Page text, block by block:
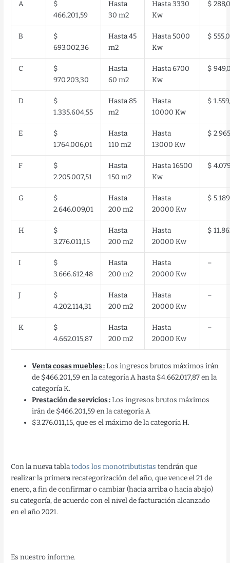
A
$
466.201,59
Hasta
30 m2
Hasta 3330
Kw
$
B
$
693.002,36
Hasta 45
m2
Hasta 5000
Kw
$
C
$
970.203,30
Hasta
60 m2
Hasta 6700
Kw
$
D
$
1.335.604,55
Hasta 85
m2
Hasta
10000 Kw
$
E
$
1.764.006,01
Hasta
110 m2
Hasta
13000 Kw
$
F
$
2.205.007,51
Hasta
150 m2
Hasta 16500
Kw
$
G
$
2.646.009,01
Hasta
200 m2
Hasta
20000 Kw
$
H
$
3.276.011,15
Hasta
200 m2
Hasta
20000 Kw
$
I
$
3.666.612,48
Hasta
200 m2
Hasta
20000 Kw
–
J
$
4.202.114,31
Hasta
200 m2
Hasta
20000 Kw
–
K
$
4.662.015,87
Hasta
200 m2
Hasta
20000 Kw
–
Venta cosas muebles :Los ingresos brutos máximos irán
de $466.201,59 en la categoría A hasta $4.662.017,87 en la
categoría K.
Prestación de servicios :Los ingresos brutos máximos
irán de $466.201,59 en la categoría A
$3.276.011,15, que es el máximo de la categoría H.
Con la nueva tablatodos los monotributistas tendrán que
realizar la primera recategorización del año, que vence el 21 de
enero, a fin de confirmar o cambiar (hacia arriba o hacia abajo)
su categoría, de acuerdo con el nivel de facturación alcanzado
en el año 2021.
Es nuestro informe.